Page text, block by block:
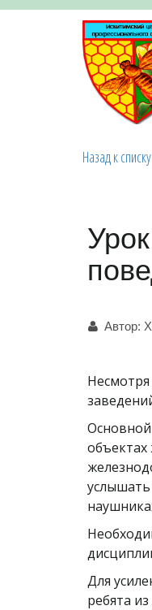
Назад к списку
Автор:
Для
ребята